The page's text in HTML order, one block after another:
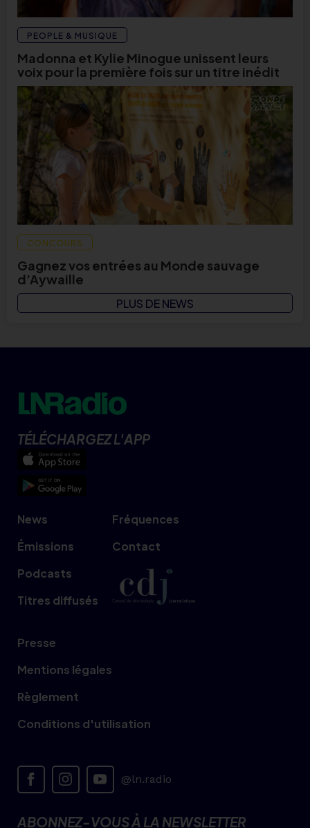
PEOPLE & MUSIQUE
Madonna et Kylie Minogue unissent leurs
voix pour la première fois sur un titre inédit
CONCOURS
Gagnez vos entrées au Monde sauvage
d’Aywaille
PLUS DE NEWS
TÉLÉCHARGEZ L'APP
News
Émissions
Podcasts
Titres diffusés
Fréquences
Contact
Presse
Mentions légales
Règlement
Conditions d'utilisation
@ln.radio
ABONNEZ-VOUS À LA NEWSLETTER